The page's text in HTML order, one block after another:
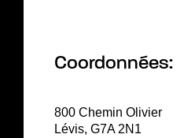
Coordonnées:
800 Chemin Olivier
Lévis, G7A 2N1